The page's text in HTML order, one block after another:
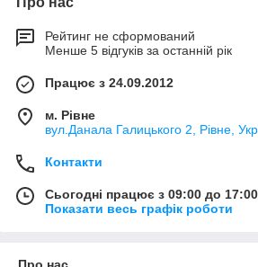
Рейтинг не сформований
Менше 5 відгуків за останній рік
Працює з 24.09.2012
м. Рівне
вул.Данала Галицького 2, Рівне,
Контакти
Сьогодні працює з 09:00 до 17:00
Показати весь графік роботи